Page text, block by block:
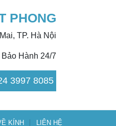
PHONG
TP. Hà Nội
Hành 24/7
3997 8085
KÍNH LIÊN HỆ